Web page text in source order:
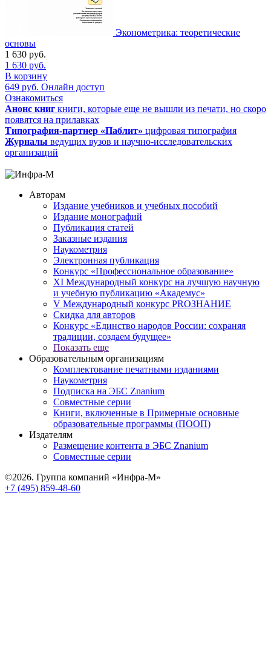
Эконометрика: теоретические
основы
1 630 руб.
1 630 руб.
В корзину
649 руб. Онлайн доступ
Ознакомиться
Анонс книг книги, которые еще не вышли из печати, но скоро
появятся на прилавках
Типография-партнер «Паблит» цифровая типография
Журналы ведущих вузов и научно-исследовательских
организаций
Авторам
Издание учебников и учебных пособий
Издание монографий
Публикация статей
Заказные издания
Наукометрия
Электронная публикация
Конкурс «Профессиональное образование»
XI Международный конкурс на лучшую научную
и учебную публикацию «Академус»
V Международный конкурс PROЗНАНИЕ
Скидка для авторов
Конкурс «Единство народов России: сохраняя
традиции, создаем будущее»
Показать еще
Образовательным организациям
Комплектование печатными изданиями
Наукометрия
Подписка на ЭБС Znanium
Совместные серии
Книги, включенные в Примерные основные
образовательные программы (ПООП)
Издателям
Размещение контента в ЭБС Znanium
Совместные серии
©2026. Группа компаний «Инфра-М»
+7 (495) 859-48-60